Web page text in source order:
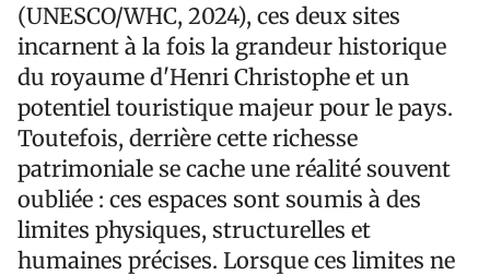
(UNESCO/WHC, 2024), ces deux sites
incarnent à la fois la grandeur historique
du royaume d'Henri Christophe et un
potentiel touristique majeur pour le pays.
Toutefois, derrière cette richesse
patrimoniale se cache une réalité souvent
oubliée : ces espaces sont soumis à des
limites physiques, structurelles et
humaines précises. Lorsque ces limites ne